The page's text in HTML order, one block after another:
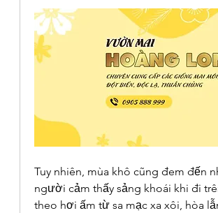
Tuy nhiên, mùa khô cũng đem đến
người cảm thấy sảng khoái khi đi
theo hơi ấm từ sa mạc xa xôi, hòa